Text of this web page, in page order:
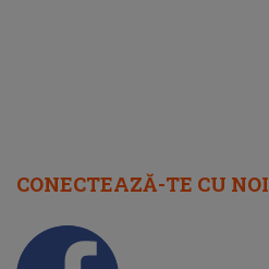
CONECTEAZĂ-TE CU NOI